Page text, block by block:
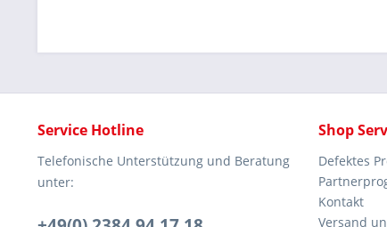
Service Hotline
Telefonische Unterstützung und Beratung
unter:
Shop
Defektes
Kontakt
Versand